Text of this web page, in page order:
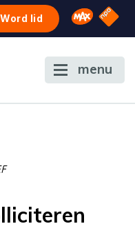
Word lid Omroep
NPO
menu